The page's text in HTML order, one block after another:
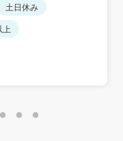
土日休み
上